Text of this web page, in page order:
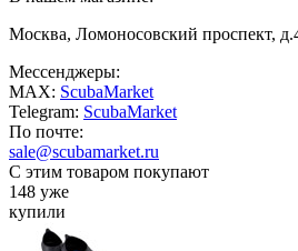
Москва, Ломоносовский проспект,
Мессенджеры:
MAX: ScubaMarket
Telegram: ScubaMarket
По почте:
sale@scubamarket.ru
С этим товаром покупают
148 уже
купили